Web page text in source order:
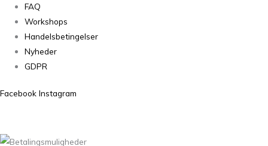
FAQ
Workshops
Handelsbetingelser
Nyheder
GDPR
Facebook Instagram